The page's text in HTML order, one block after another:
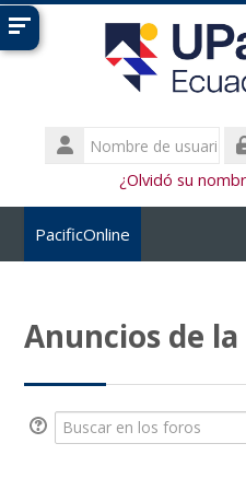
Salta al contenido principal
Nombre
de
Contraseña¿Olvidó su
PacificOnline
Buscar
cursos
Anuncios de
Buscar en los foros